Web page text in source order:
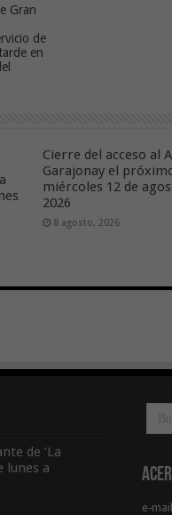
Gran
de
en
Cierre del acceso al
Garajonay el
miércoles 12 de
2026
8 agosto, 2026
de ‘La
lunes a
e-